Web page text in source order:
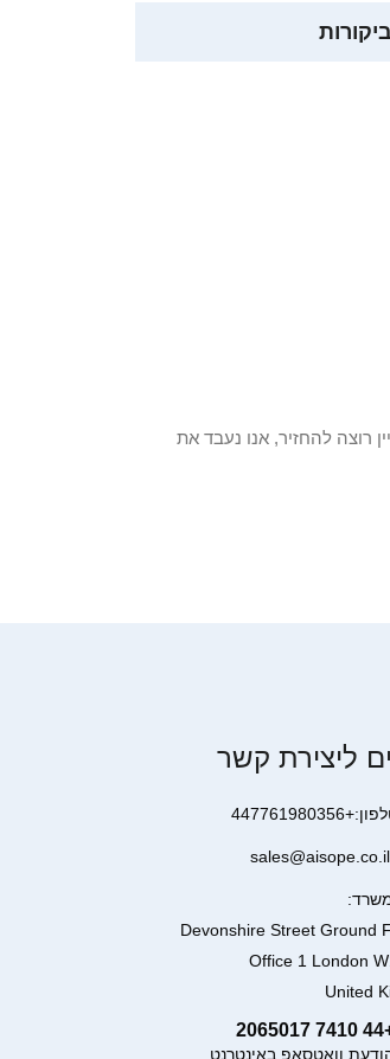
ביקורות
עדיין רוצה להחזיר, אנו נעבד את
ליצירת קשר
41 Devonshire Street Ground
Office 1 London
United
+44
וואטסאפ באינטרנט